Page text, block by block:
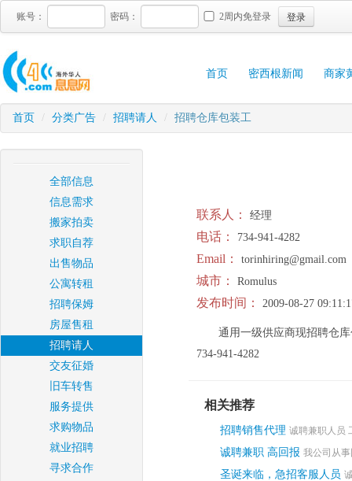
账号： 密码： 2周内免登录 登录
首页 密西根新闻 商家
首页 / 分类广告 / 招聘请人 / 招聘仓库包装工
全部信息
信息需求
搬家拍卖
求职自荐
出售物品
公寓转租
招聘保姆
房屋售租
招聘请人
交友征婚
旧车转售
服务提供
求购物品
就业招聘
寻求合作
联系人： 经理
电话： 734-941-4282
Email： torinhiring@gmail.com
城市： Romulus
发布时间： 2009-08-27
通用一级供应商现招聘仓
734-941-4282
相关推荐
招聘销售代理 诚聘兼职人员
诚聘兼职 高回报 我公司从
圣诞来临，急招客服人员